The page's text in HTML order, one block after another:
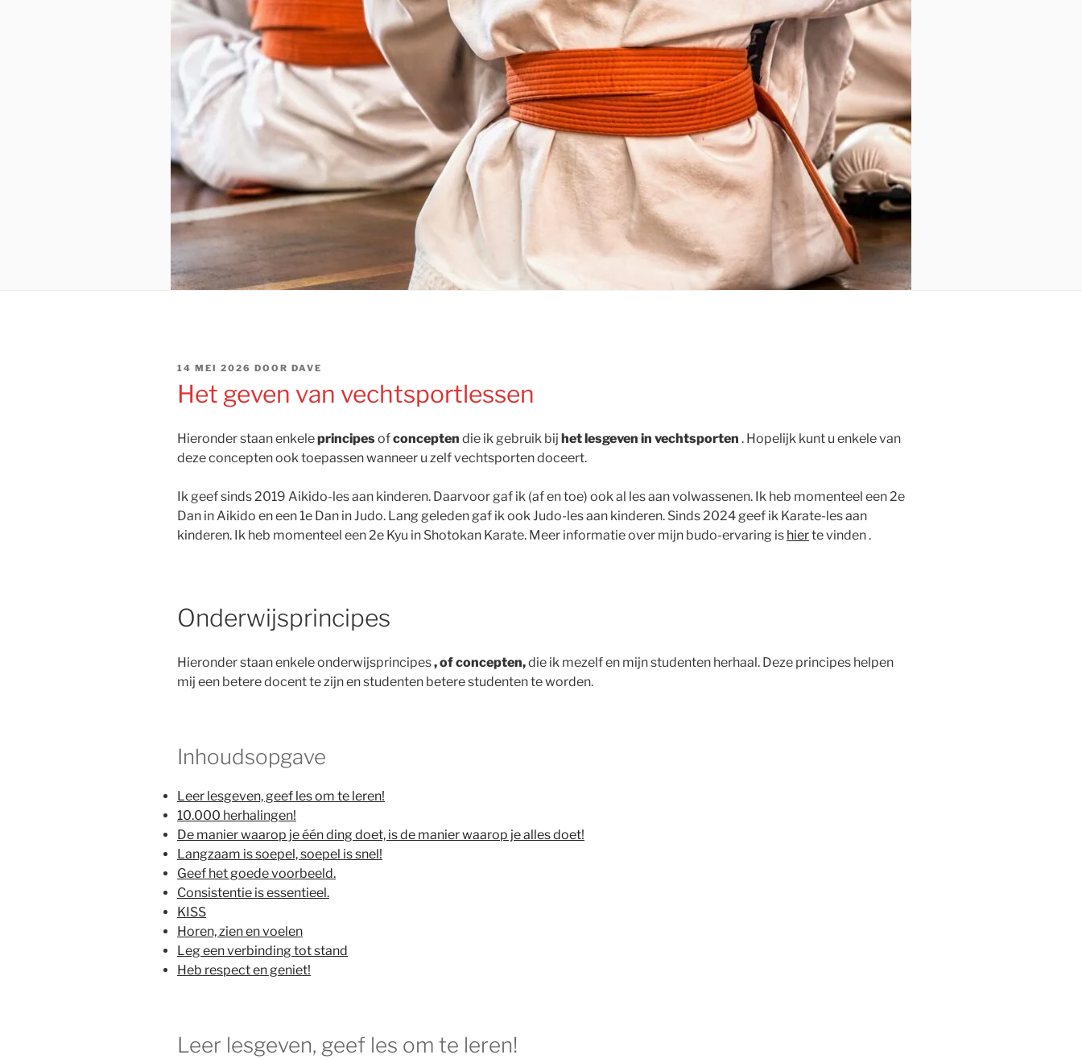
GEPLAATST
14 MEI 2026 DOOR DAVE
Het geven van vechtsportlessen
Hieronder staan ​​enkeleprincipesofconcepten die ik gebruik bij het lesgeven in vechtsporten . Hopelijk kunt u enkele van
deze concepten ook toepassen wanneer u zelf vechtsporten doceert.
Ik geef sinds 2019 Aikido-les aan kinderen. Daarvoor gaf ik (af en toe) ook al les aan volwassenen. Ik heb momenteel een 2e
Dan in Aikido en een 1e Dan in Judo. Lang geleden gaf ik ook Judo-les aan kinderen. Sinds 2024 geef ik Karate-les aan
kinderen. Ik heb momenteel een 2e Kyu in Shotokan Karate. Meer informatie over mijn budo-ervaring is hierte vinden .
Onderwijsprincipes
Hieronder staan ​​enkele onderwijsprincipes, of concepten,die ik mezelf en mijn studenten herhaal. Deze principes helpen
mij een betere docent te zijn en studenten betere studenten te worden.
Inhoudsopgave
Leer lesgeven, geef les om te leren!
10.000 herhalingen!
De manier waarop je één ding doet, is de manier waarop je alles doet!
Langzaam is soepel, soepel is snel!
Geef het goede voorbeeld.
Consistentie is essentieel.
KISS
Horen, zien en voelen
Leg een verbinding tot stand
Heb respect en geniet!
Leer lesgeven, geef les om te leren!